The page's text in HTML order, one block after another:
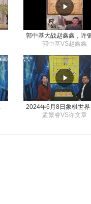
郭中基VS赵鑫鑫
章的对局
孟繁睿VS许文章